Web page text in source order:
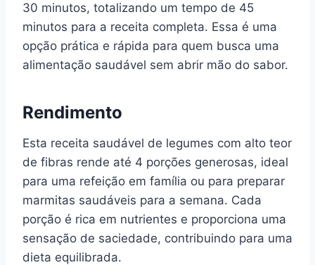
30 minutos, totalizando um tempo de 45
minutos para a receita completa. Essa é uma
opção prática e rápida para quem busca uma
alimentação saudável sem abrir mão do sabor.
Rendimento
Esta receita saudável de legumes com alto teor
de fibras rende até 4 porções generosas, ideal
para uma refeição em família ou para preparar
marmitas saudáveis para a semana. Cada
porção é rica em nutrientes e proporciona uma
sensação de saciedade, contribuindo para uma
dieta equilibrada.